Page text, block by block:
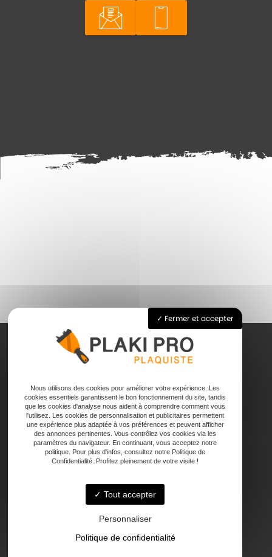
Pose de plaque de plâtre
Joints
Faux plafond
Contact
47000 Agen
Fermer et accepter
Nous utilisons des cookies pour améliorer votre expérience. Les
cookies essentiels garantissent le bon fonctionnement du site, tandis
que les cookies d'analyse nous aident à comprendre comment vous
l'utilisez. Les cookies de personnalisation et publicitaires permettent
une expérience plus adaptée à vos préférences et peuvent afficher
des annonces pertinentes. Vous contrôlez vos cookies via les
paramètres du navigateur. En continuant, vous acceptez notre
politique. Pour plus d'infos, consultez notre Politique de
Confidentialité. Profitez pleinement de votre visite !
Tout accepter
Personnaliser
Politique de confidentialité